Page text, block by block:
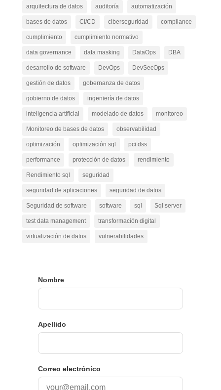
arquitectura de datos auditoría automatización
bases de datos CI/CD ciberseguridad compliance
cumplimiento cumplimiento normativo
data governance data masking DataOps DBA
desarrollo de software DevOps DevSecOps
gestión de datos gobernanza de datos
gobierno de datos ingeniería de datos
inteligencia artificial modelado de datos monitoreo
Monitoreo de bases de datos observabilidad
optimización optimización sql pci dss
performance protección de datos rendimiento
Rendimiento sql seguridad
seguridad de aplicaciones seguridad de datos
Seguridad de software software sql Sql server
test data management transformación digital
virtualización de datos vulnerabilidades